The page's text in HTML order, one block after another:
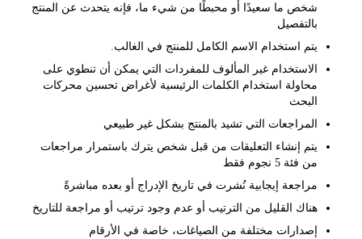
شخص ما سعيدًا أو محبطًا من شيء ما، فإنه يتحدث عن المنتج
بالتفصيل
يتم استخدام الاسم الكامل للمنتج في الغالب.
الاستخدام غير المألوف للمفردات التي يمكن أن تنطوي على
محاولة استخدام الكلمات الرئيسية لأغراض تحسين محركات
المراجعات التي تشيد بالمنتج بشكل غير طبيعي
يتم إنشاء التعليقات من قبل شخص يترك باستمرار مراجعات
مراجعة إيجابية نُشرت في تاريخ الإدراج أو بعده مباشرةً
هناك القليل من الترتيب أو عدم وجود ترتيب أو مراجعة للتاريخ
إصدارات مختلفة من الصياغات، خاصة في الأرقام